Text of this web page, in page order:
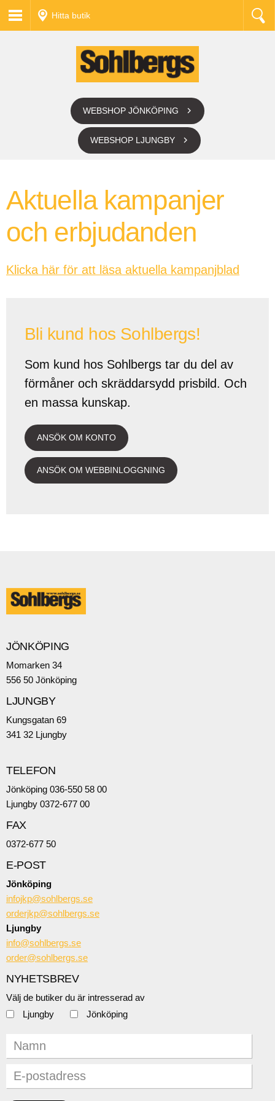
Hitta butik
WEBSHOP JÖNKÖPING
WEBSHOP LJUNGBY
Aktuella kampanjer
och erbjudanden
Klicka här för att läsa aktuella kampanjblad
Bli kund hos Sohlbergs!
Som kund hos Sohlbergs tar du del av
förmåner och skräddarsydd prisbild. Och
en massa kunskap.
ANSÖK OM KONTO
ANSÖK OM WEBBINLOGGNING
JÖNKÖPING
Momarken 34
556 50 Jönköping
LJUNGBY
Kungsgatan 69
341 32 Ljungby
TELEFON
Jönköping 036-550 58 00
Ljungby 0372-677 00
FAX
0372-677 50
E-POST
Jönköping
infojkp@sohlbergs.se
orderjkp@sohlbergs.se
Ljungby
info@sohlbergs.se
order@sohlbergs.se
NYHETSBREV
Välj de butiker du är intresserad av
Ljungby
Jönköping